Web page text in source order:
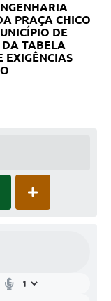
PRAÇA CHICO
DE
DA TABELA
EXIGÊNCIAS